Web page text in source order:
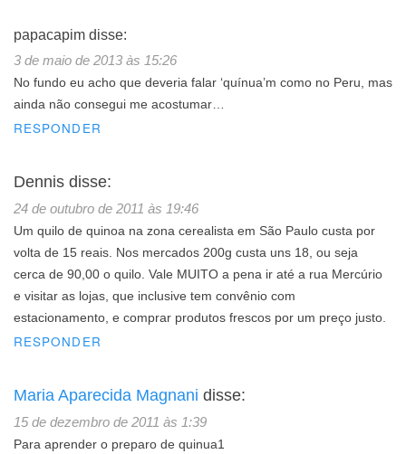
papacapim disse:
3 de maio de 2013 às 15:26
No fundo eu acho que deveria falar ‘quínua’m como no Peru, mas
ainda não consegui me acostumar…
RESPONDER
Dennis disse:
24 de outubro de 2011 às 19:46
Um quilo de quinoa na zona cerealista em São Paulo custa por
volta de 15 reais. Nos mercados 200g custa uns 18, ou seja
cerca de 90,00 o quilo. Vale MUITO a pena ir até a rua Mercúrio
e visitar as lojas, que inclusive tem convênio com
estacionamento, e comprar produtos frescos por um preço justo.
RESPONDER
Maria Aparecida Magnani disse:
15 de dezembro de 2011 às 1:39
Para aprender o preparo de quinua1